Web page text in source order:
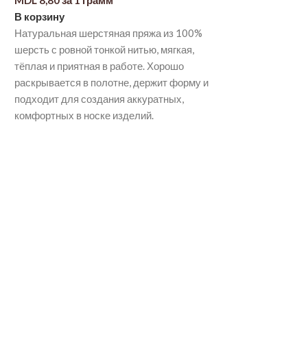
В корзину
Натуральная шерстяная пряжа из 100%
шерсть с ровной тонкой нитью, мягкая,
тёплая и приятная в работе. Хорошо
раскрывается в полотне, держит форму и
подходит для создания аккуратных,
комфортных в носке изделий.